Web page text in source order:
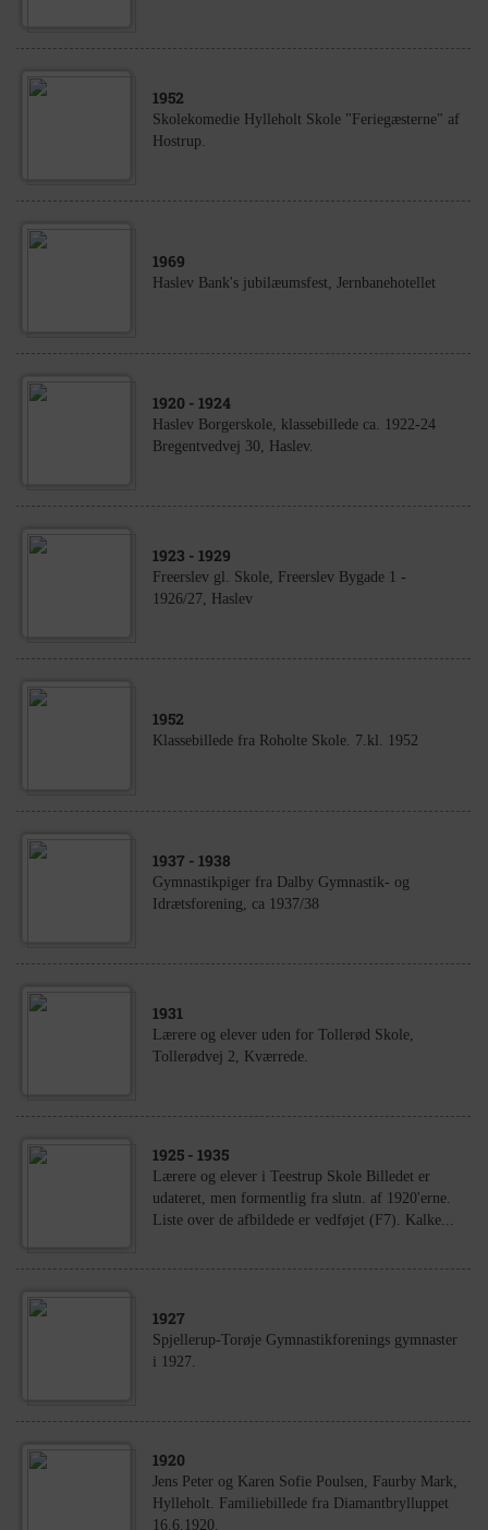
1952
Skolekomedie Hylleholt Skole "Feriegæsterne" af
Hostrup.
1969
Haslev Bank's jubilæumsfest, Jernbanehotellet
1920 - 1924
Haslev Borgerskole, klassebillede ca. 1922-24
Bregentvedvej 30, Haslev.
1923 - 1929
Freerslev gl. Skole, Freerslev Bygade 1 -
1926/27, Haslev
1952
Klassebillede fra Roholte Skole. 7.kl. 1952
1937 - 1938
Gymnastikpiger fra Dalby Gymnastik- og
Idrætsforening, ca 1937/38
1931
Lærere og elever uden for Tollerød Skole,
Tollerødvej 2, Kværrede.
1925 - 1935
Lærere og elever i Teestrup Skole Billedet er
udateret, men formentlig fra slutn. af 1920'erne.
Liste over de afbildede er vedføjet (F7). Kalke...
1927
Spjellerup-Torøje Gymnastikforenings gymnaster
i 1927.
1920
Jens Peter og Karen Sofie Poulsen, Faurby Mark,
Hylleholt. Familiebillede fra Diamantbrylluppet
16.6.1920.